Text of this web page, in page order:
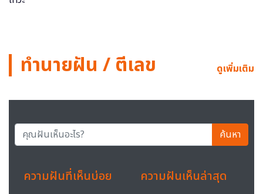
ทำนายฝัน / ตีเลข ดูเพิ่มเติม
ค้นหา
ความฝันที่เห็นบ่อย ความฝันเห็นล่าสุด